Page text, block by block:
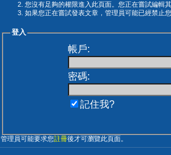
您沒有足夠的權限進入此頁面。您正在嘗試編輯
如果您正在嘗試發表文章，管理員可能已經禁止
登入
帳戶:
密碼:
記住我?
管理員可能要求您註冊後才可瀏覽此頁面。